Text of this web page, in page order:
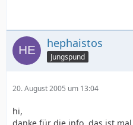
hephaistos
Jungspund
20. August 2005 um 13:04
hi,